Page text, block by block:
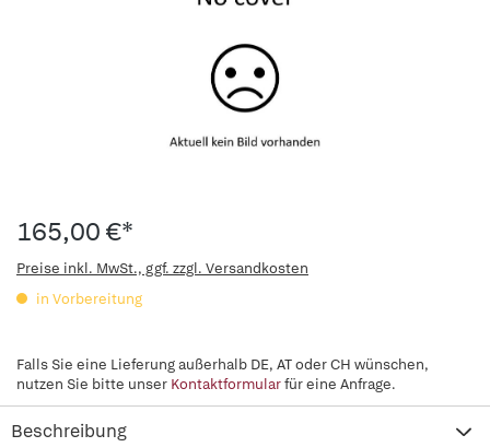
165,00 €*
Preise inkl. MwSt., ggf. zzgl. Versandkosten
in Vorbereitung
Falls Sie eine Lieferung außerhalb DE, AT oder CH wünschen,
nutzen Sie bitte unser Kontaktformularfür eine Anfrage.
Beschreibung